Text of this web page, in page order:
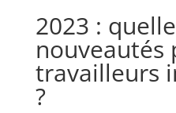
2023 :
nouveautés
travailleurs
?